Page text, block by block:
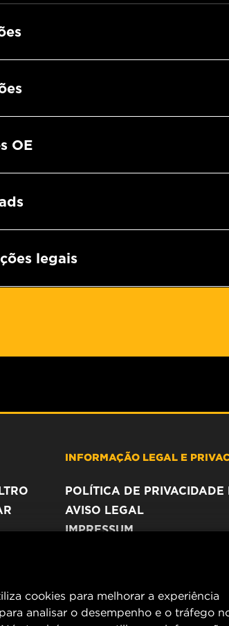
OE
legais
INFORMAÇÃO LEGAL E
POLÍTICA DE PRIVACIDADE
AVISO LEGAL
IMPRESSUM
cookies para melhorar a experiência
analisar o desempenho e o tráfego